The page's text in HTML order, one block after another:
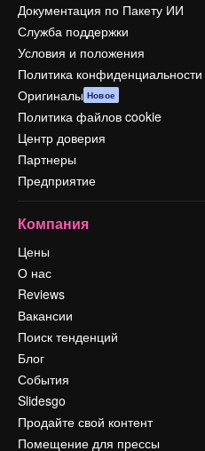
Документация по Пакету ИИ
Служба поддержки
Условия и положения
Политика конфиденциальности
Оригиналы Новое
Политика файлов cookie
Центр доверия
Партнеры
Предприятие
Компания
Цены
О нас
Reviews
Вакансии
Поиск тенденций
Блог
События
Slidesgo
Продайте свой контент
Помещение для прессы